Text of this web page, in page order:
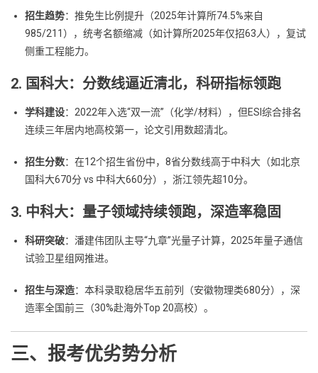
招生趋势：推免生比例提升（2025年计算所74.5%来自
985/211），统考名额缩减（如计算所2025年仅招63人），复试
侧重工程能力。
2. 国科大：分数线逼近清北，科研指标领跑
学科建设：2022年入选“双一流”（化学/材料），但ESI综合排名
连续三年居内地高校第一，论文引用数超清北。
招生分数：在12个招生省份中，8省分数线高于中科大（如北京
国科大670分 vs 中科大660分），浙江领先超10分。
3. 中科大：量子领域持续领跑，深造率稳固
科研突破：潘建伟团队主导“九章”光量子计算，2025年量子通信
试验卫星组网推进。
招生与深造：本科录取稳居华五前列（安徽物理类680分），深
造率全国前三（30%赴海外Top 20高校）。
三、报考优劣势分析